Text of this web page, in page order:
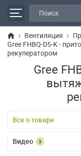
Вентиляция
Gree FHBQ-D5-K -
рекуператором
Gree
Все о товаре
Видео 3